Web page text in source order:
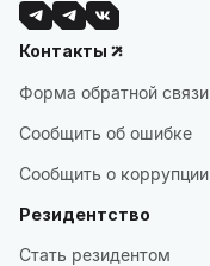
Контакты
Форма обратной связи
Сообщить об ошибке
Сообщить о коррупции
Резидентство
Стать резидентом